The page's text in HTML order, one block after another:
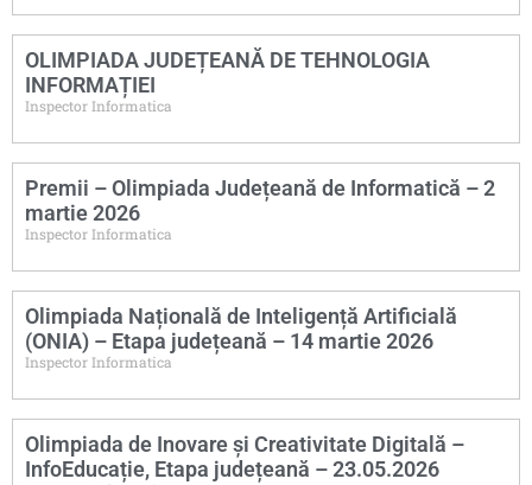
OLIMPIADA JUDEȚEANĂ DE TEHNOLOGIA
INFORMAȚIEI
Inspector Informatica
Premii – Olimpiada Județeană de Informatică – 2
martie 2026
Inspector Informatica
Olimpiada Națională de Inteligență Artificială
(ONIA) – Etapa județeană – 14 martie 2026
Inspector Informatica
Olimpiada de Inovare și Creativitate Digitală –
InfoEducație, Etapa județeană – 23.05.2026